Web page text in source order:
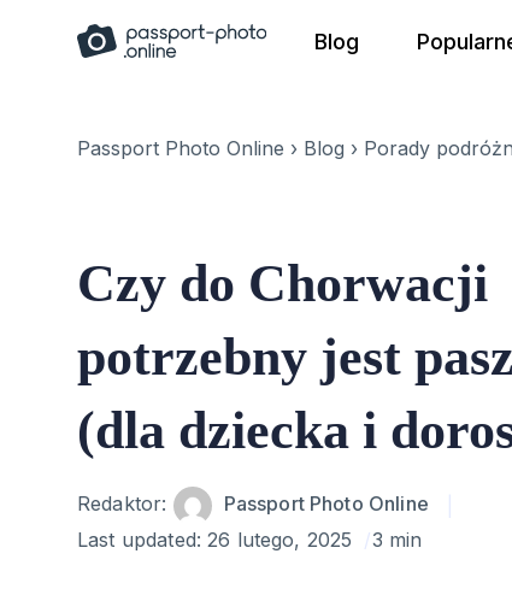
Blog
Passport Photo Online › Blog › Porady
Czy do Chorwacji
potrzebny jest
(dla dziecka i
Author
Redaktor:
Passport Photo Online
Last updated:26 lutego, 2025 3 min